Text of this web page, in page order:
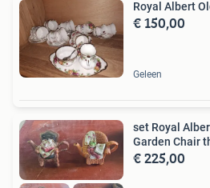
Royal Albert
€ 150,00
Geleen
set Royal
Garden Chair
€ 225,00